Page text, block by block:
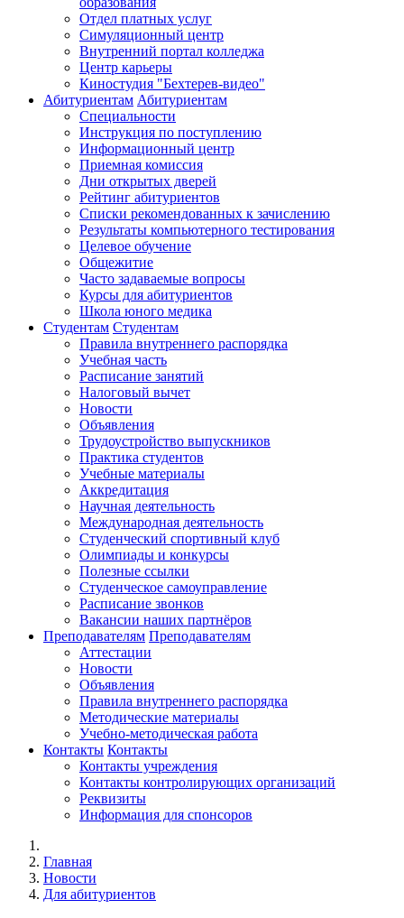
Отдел платных услуг
Симуляционный центр
Внутренний портал колледжа
Центр карьеры
Киностудия "Бехтерев-видео"
Абитуриентам Абитуриентам
Специальности
Инструкция по поступлению
Информационный центр
Приемная комиссия
Дни открытых дверей
Рейтинг абитуриентов
Списки рекомендованных к зачислению
Результаты компьютерного тестирования
Целевое обучение
Общежитие
Часто задаваемые вопросы
Курсы для абитуриентов
Школа юного медика
Студентам Студентам
Правила внутреннего распорядка
Учебная часть
Расписание занятий
Налоговый вычет
Новости
Объявления
Трудоустройство выпускников
Практика студентов
Учебные материалы
Аккредитация
Научная деятельность
Международная деятельность
Студенческий спортивный клуб
Олимпиады и конкурсы
Полезные ссылки
Студенческое самоуправление
Расписание звонков
Вакансии наших партнёров
Преподавателям Преподавателям
Аттестации
Новости
Объявления
Правила внутреннего распорядка
Методические материалы
Учебно-методическая работа
Контакты Контакты
Контакты учреждения
Контакты контролирующих организаций
Реквизиты
Информация для спонсоров
Главная
Новости
Для абитуриентов